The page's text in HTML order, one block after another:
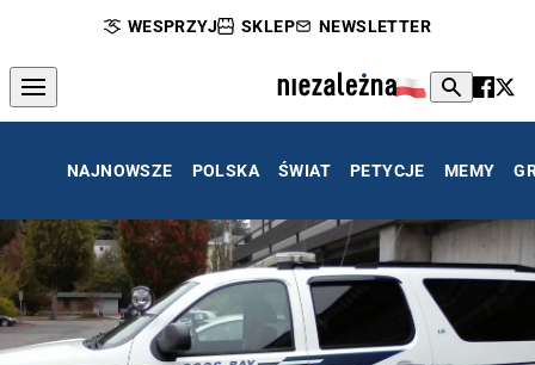
WESPRZYJ SKLEP NEWSLETTER
NAJNOWSZE POLSKA ŚWIAT PETYCJE MEMY